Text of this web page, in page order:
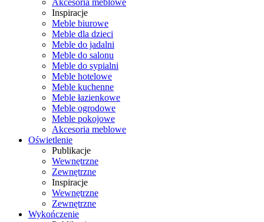
Akcesoria meblowe
Inspiracje
Meble biurowe
Meble dla dzieci
Meble do jadalni
Meble do salonu
Meble do sypialni
Meble hotelowe
Meble kuchenne
Meble łazienkowe
Meble ogrodowe
Meble pokojowe
Akcesoria meblowe
Oświetlenie
Publikacje
Wewnętrzne
Zewnętrzne
Inspiracje
Wewnętrzne
Zewnętrzne
Wykończenie